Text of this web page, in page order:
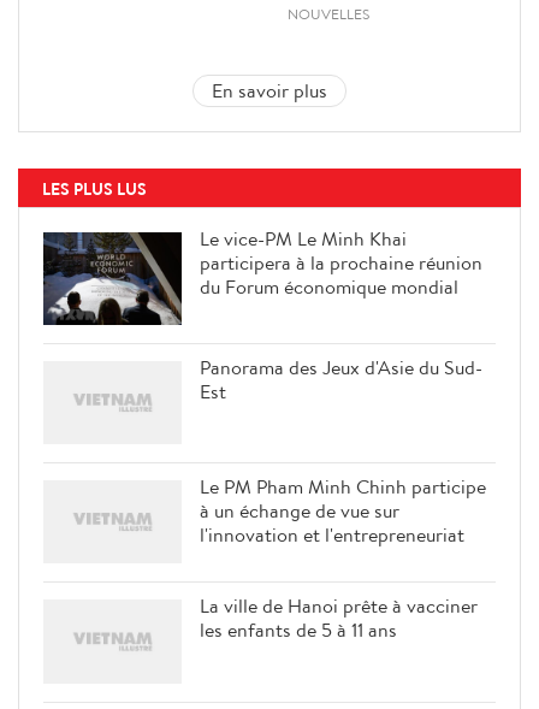
NOUVELLES
En savoir plus
LES PLUS LUS
Le vice-PM Le Minh Khai
participera à la prochaine réunion
du Forum économique mondial
Panorama des Jeux d'Asie du Sud-
Est
Le PM Pham Minh Chinh participe
à un échange de vue sur
l'innovation et l'entrepreneuriat
La ville de Hanoi prête à vacciner
les enfants de 5 à 11 ans